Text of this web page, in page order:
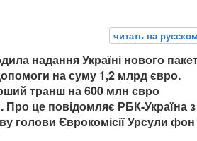
надання Україні нового
на суму 1,2 млрд євро.
транш на 600 млн євро
це повідомляє РБК-Україна з
голови Єврокомісії Урсули фон